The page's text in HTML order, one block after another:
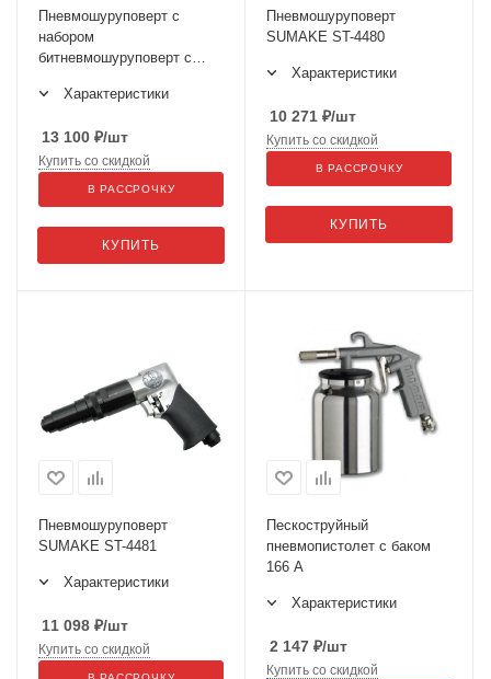
Пневмошуруповерт с
набором
битневмошуруповерт с
4468KХарактеристики
13 100 ₽/шт
КУПИТЬ
Купить со скидкой
В РАССРОЧКУ
Пневмошуруповерт
SUMAKE ST-4480
Характеристики
10 271 ₽/шт
КУПИТЬ
Купить со скидкой
В РАССРОЧКУ
Пневмошуруповерт
SUMAKE ST-4481
Характеристики
11 098 ₽/шт
Купить со скидкой
Пескоструйный
пневмопистолет с баком
166 А
Характеристики
2 147 ₽/шт
Купить со скидкой